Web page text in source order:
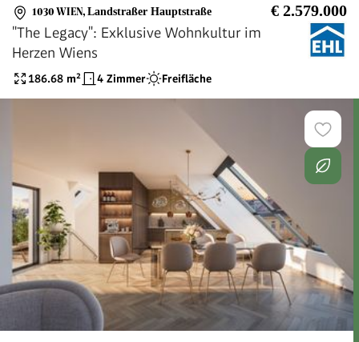
1030 WIEN, Landstraßer Hauptstraße € 2.579.000
"The Legacy": Exklusive Wohnkultur im
Herzen Wiens
186.68 m² 4 Zimmer Freifläche